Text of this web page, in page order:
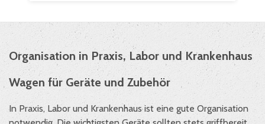
Organisation in Praxis, Labor und Krankenhaus
Wagen für Geräte und Zubehör
In Praxis, Labor und Krankenhaus ist eine gute Organisation